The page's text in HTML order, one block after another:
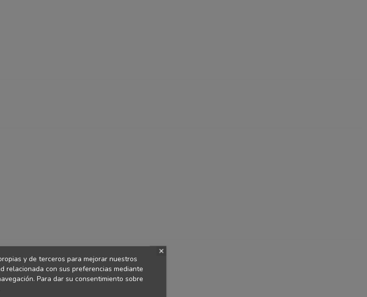
y de terceros para mejorar nuestros
relacionada con sus preferencias mediante
Para dar su consentimiento sobre